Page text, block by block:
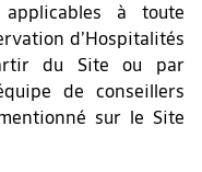
à toute
d’Hospitalités
du Site ou par
de conseillers
sur le Site